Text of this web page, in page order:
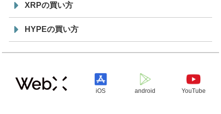
XRPの買い方
HYPEの買い方
iOS android YouTube